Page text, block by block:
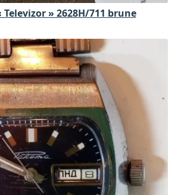
Televizor » 2628H/711 brune